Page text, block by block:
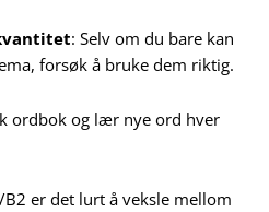
: Selv om du bare kan
forsøk å bruke dem riktig.
ordbok og lær nye ord hver
B2 er det lurt å veksle mellom